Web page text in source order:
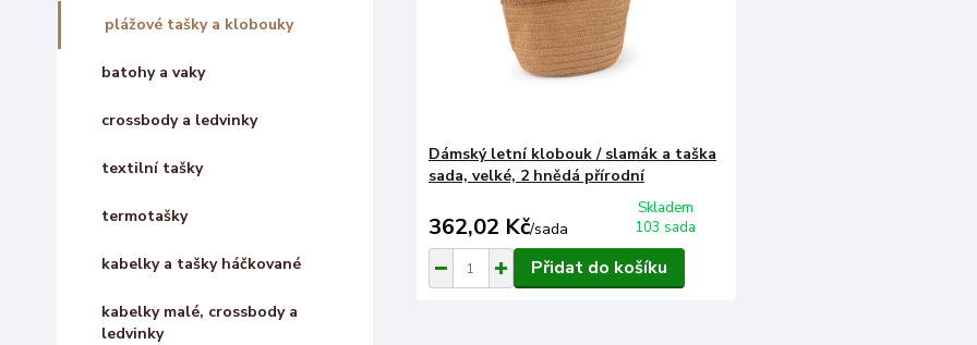
plážové tašky a klobouky
batohy a vaky
crossbody a ledvinky
textilní tašky
termotašky
kabelky a tašky háčkované
kabelky malé, crossbody a
ledvinky
Dámský letní klobouk / slamák a taška
sada, velké, 2 hnědá přírodní
362,02 Kč/sada
Skladem
103 sada
Přidat do košíku